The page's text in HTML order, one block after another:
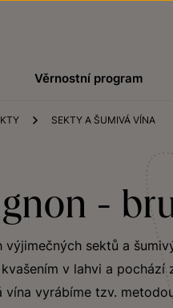
Věrnostní program
SEKTY A ŠUMIVÁ VÍNA
-
výjimečných sektů a
v lahvi a
vína vyrábíme tzv.